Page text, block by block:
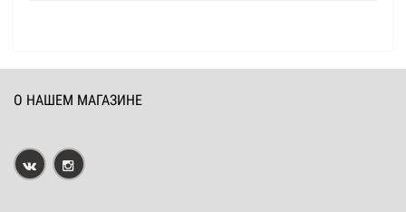
О НАШЕМ МАГАЗИНЕ